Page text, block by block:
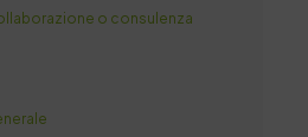
o consulenza